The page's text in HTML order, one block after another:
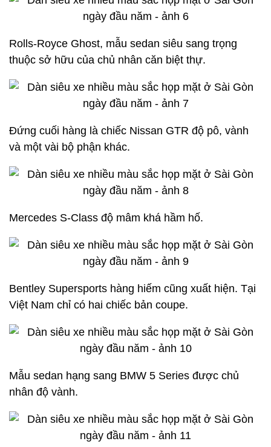
Rolls-Royce Ghost, mẫu sedan siêu sang trọng
thuộc sở hữu của chủ nhân căn biệt thự.
Đứng cuối hàng là chiếc Nissan GTR độ pô, vành
và một vài bộ phận khác.
Mercedes S-Class độ mâm khá hầm hố.
Bentley Supersports hàng hiếm cũng xuất hiện. Tại
Việt Nam chỉ có hai chiếc bản coupe.
Mẫu sedan hạng sang BMW 5 Series được chủ
nhân độ vành.